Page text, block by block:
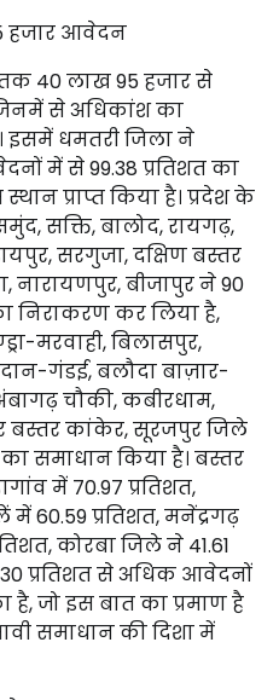
हजार आवेदन
40 लाख 95 हजार से
से अधिकांश का
इसमें धमतरी जिला ने
में से 99.38 प्रतिशत का
प्राप्त किया है। प्रदेश के
सक्ति, बालोद, रायगढ़,
सरगुजा, दक्षिण बस्तर
नारायणपुर, बीजापुर ने 90
निराकरण कर लिया है,
मरवाही, बिलासपुर,
गंडई, बलौदा बाज़ार-
चौकी, कबीरधाम,
बस्तर कांकेर, सूरजपुर जिले
समाधान किया है। बस्तर
में 70.97 प्रतिशत,
60.59 प्रतिशत, मनेंद्रगढ़
कोरबा जिले ने 41.61
प्रतिशत से अधिक आवेदनों
जो इस बात का प्रमाण है
समाधान की दिशा में